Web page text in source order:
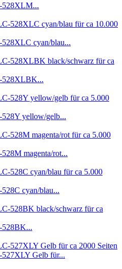
528XLM...
cyan/blau...
528XLBK...
yellow/gelb...
magenta/rot...
cyan/blau...
528BK...
Gelb für...